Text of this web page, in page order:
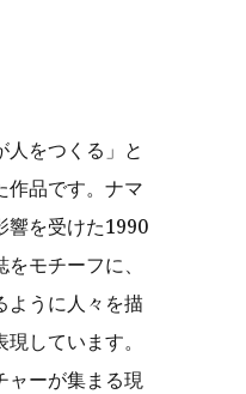
人をつくる」と
作品です。ナマ
響を受けた1990
モチーフに、
ように人々を描
しています。
ャーが集まる現